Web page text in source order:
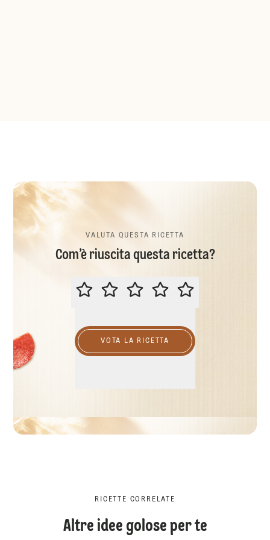
VALUTA QUESTA RICETTA
Com’è riuscita questa ricetta?
VALUTA QUESTA RICETTA
VOTA LA RICETTA
RICETTE CORRELATE
Altre idee golose per te